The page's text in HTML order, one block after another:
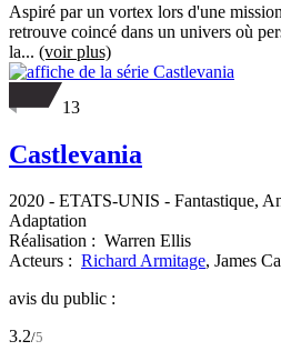
Aspiré par un vortex lors d'une
retrouve coincé dans un univers où
la... (voir plus)
13
Castlevania
2020 - ETATS-UNIS - Fantastique,
Adaptation
Réalisation : Warren Ellis
Acteurs : Richard Armitage, James
avis du public :
3.2/5